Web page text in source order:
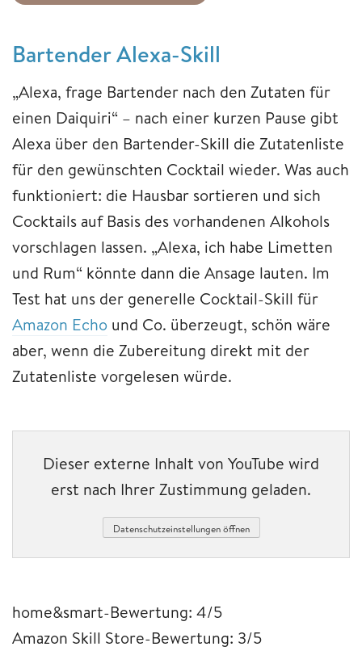
Bartender Alexa-Skill
„Alexa, frage Bartender nach den Zutaten für
einen Daiquiri“ – nach einer kurzen Pause gibt
Alexa über den Bartender-Skill die Zutatenliste
für den gewünschten Cocktail wieder. Was auch
funktioniert: die Hausbar sortieren und sich
Cocktails auf Basis des vorhandenen Alkohols
vorschlagen lassen. „Alexa, ich habe Limetten
und Rum“ könnte dann die Ansage lauten. Im
Test hat uns der generelle Cocktail-Skill für
Amazon Echo und Co. überzeugt, schön wäre
aber, wenn die Zubereitung direkt mit der
Zutatenliste vorgelesen würde.
Dieser externe Inhalt von YouTube wird
erst nach Ihrer Zustimmung geladen.
Datenschutzeinstellungen öffnen
home&smart-Bewertung: 4/5
Amazon Skill Store-Bewertung: 3/5